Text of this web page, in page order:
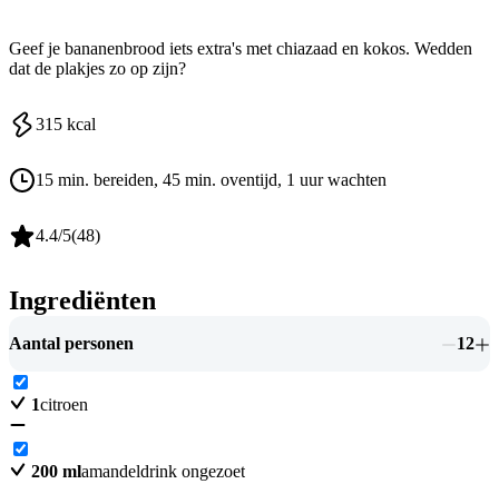
Geef je bananenbrood iets extra's met chiazaad en kokos. Wedden
dat de plakjes zo op zijn?
315 kcal
15 min. bereiden, 45 min. oventijd, 1 uur wachten
4.4/5(48)
Ingrediënten
Aantal personen 12
1citroen
200 mlamandeldrink ongezoet